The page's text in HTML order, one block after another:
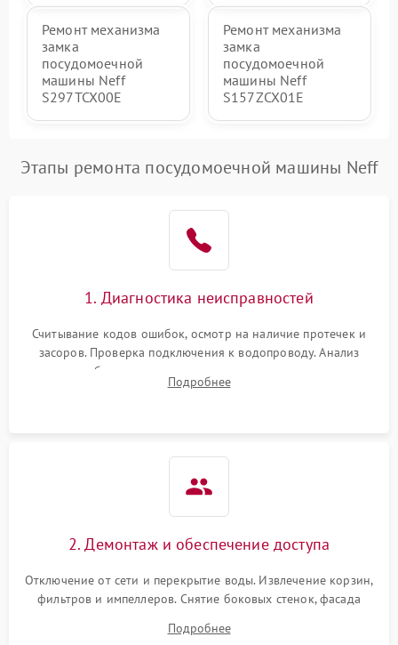
Ремонт механизма
замка
посудомоечной
машины Neff
S297TCX00E
Ремонт механизма
замка
посудомоечной
машины Neff
S157ZCX01E
Этапы ремонта посудомоечной машины Neff
1. Диагностика неисправностей
Считывание кодов ошибок, осмотр на наличие протечек и
засоров. Проверка подключения к водопроводу. Анализ
жалоб на отсутствие слива, нагрева, вращения
разбрызгивателей или срабатывание системы защиты
Подробнее
2. Демонтаж и обеспечение доступа
Отключение от сети и перекрытие воды. Извлечение корзин,
фильтров и импеллеров. Снятие боковых стенок, фасада
циркуляционному насосу, ТЭНу и сливной помпе.
Подробнее